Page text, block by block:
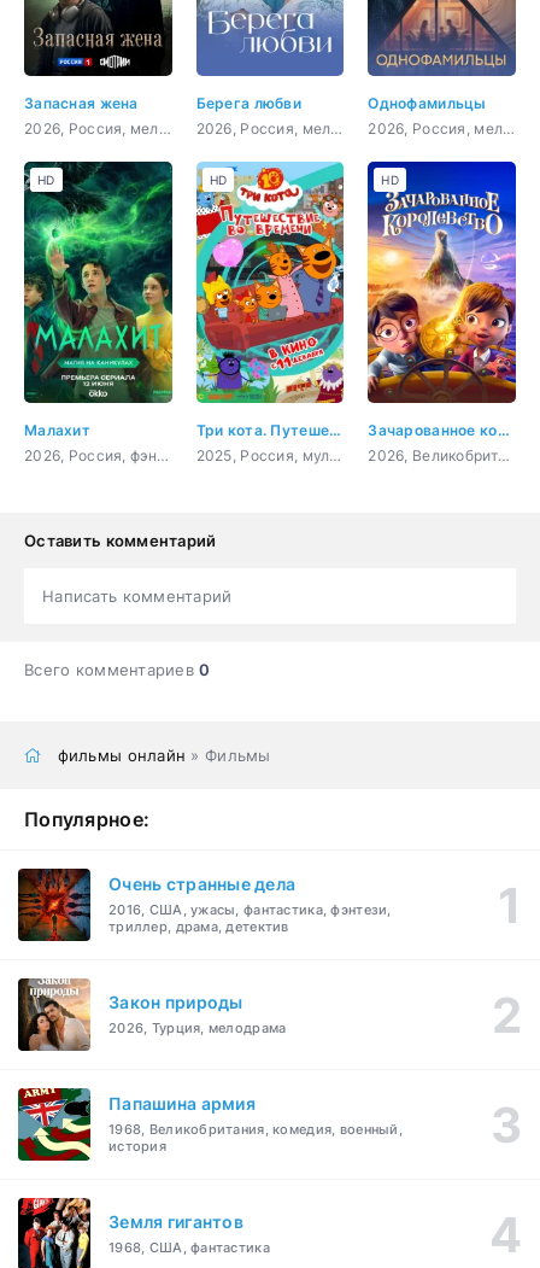
Запасная жена
2026, Россия, мелодрама
Берега любви
2026, Россия, мелодрама
Однофамильцы
2026, Россия, мелодрама
Малахит
2026, Россия, фэнтези, приключения, семейный
HD
Три кота. Путешествие во времени
2025, Россия, мультфильм, детский
HD
Зачарованное королевство
2026, Великобритания, США, Индия, мультфильм, фэнтези, семейный
HD
Оставить комментарий
Написать комментарий
Всего комментариев0
фильмы онлайн » Фильмы
Популярное:
Очень странные дела
2016, США, ужасы, фантастика, фэнтези,
триллер, драма, детектив
Закон природы
2026, Турция, мелодрама
Папашина армия
1968, Великобритания, комедия, военный,
история
Земля гигантов
1968, США, фантастика